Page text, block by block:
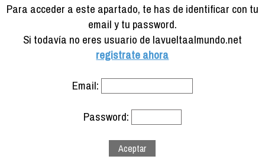
Compañeros de viaje
Info viajeros
Para acceder a este apartado, te has de identificar con tu
email y tu password.
Si todavía no eres usuario de lavueltaalmundo.net
registrate ahora
Email:
Password: